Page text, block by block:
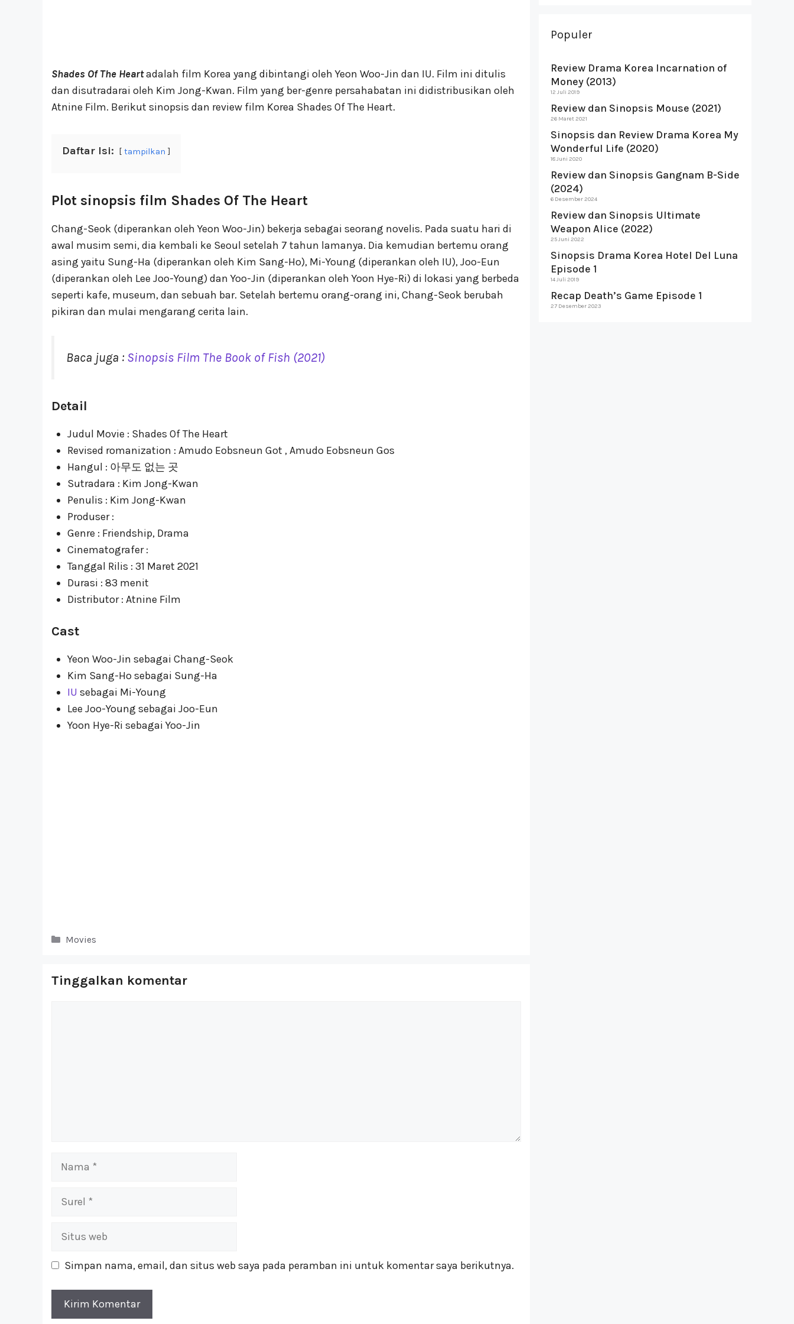
Shades Of The Heartadalah film Korea yang dibintangi oleh Yeon Woo-Jin dan IU. Film ini ditulis
dan disutradarai oleh Kim Jong-Kwan. Film yang ber-genre persahabatan ini didistribusikan oleh
Atnine Film. Berikut sinopsis dan review film Korea Shades Of The Heart.
Daftar Isi: tampilkan
Plot sinopsis film Shades Of The Heart
Chang-Seok (diperankan oleh Yeon Woo-Jin) bekerja sebagai seorang novelis. Pada suatu hari di
awal musim semi, dia kembali ke Seoul setelah 7 tahun lamanya. Dia kemudian bertemu orang
asing yaitu Sung-Ha (diperankan oleh Kim Sang-Ho), Mi-Young (diperankan oleh IU), Joo-Eun
(diperankan oleh Lee Joo-Young) dan Yoo-Jin (diperankan oleh Yoon Hye-Ri) di lokasi yang berbeda
seperti kafe, museum, dan sebuah bar. Setelah bertemu orang-orang ini, Chang-Seok berubah
pikiran dan mulai mengarang cerita lain.
Baca juga : Sinopsis Film The Book of Fish (2021)
Detail
Judul Movie : Shades Of The Heart
Revised romanization : Amudo Eobsneun Got , Amudo Eobsneun Gos
Hangul : 아무도 없는 곳
Sutradara : Kim Jong-Kwan
Penulis : Kim Jong-Kwan
Produser :
Genre : Friendship, Drama
Cinematografer :
Tanggal Rilis : 31 Maret 2021
Durasi : 83 menit
Distributor : Atnine Film
Cast
Yeon Woo-Jin sebagai Chang-Seok
Kim Sang-Ho sebagai Sung-Ha
IU sebagai Mi-Young
Lee Joo-Young sebagai Joo-Eun
Yoon Hye-Ri sebagai Yoo-Jin
Kategori
Movies
Tinggalkan komentar
Nama
Surel
Situs
Simpan nama, email, dan situs web saya pada peramban ini untuk komentar saya berikutnya.
Populer
Review Drama Korea Incarnation of
Money (2013)
12 Juli 2019
Review dan Sinopsis Mouse (2021)
26 Maret 2021
Sinopsis dan Review Drama Korea My
Wonderful Life (2020)
18 Juni 2020
Review dan Sinopsis Gangnam B-Side
(2024)
6 Desember 2024
Review dan Sinopsis Ultimate
Weapon Alice (2022)
25 Juni 2022
Sinopsis Drama Korea Hotel Del Luna
Episode 1
14 Juli 2019
Recap Death’s Game Episode 1
27 Desember 2023